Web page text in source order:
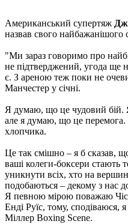
Американський супертяж
назвав свого найбажанішого
"Ми зараз говоримо про
не підтверджений, угода ще
є. З ареною теж поки не
Манчестер у січні.
Я думаю, що це чудовий бій.
але я думаю, що це
хлопчика.
Це так смішно – я б сказав,
ваші колеги-боксери
уникнути всіх, хто на
подобаються – декому з нас
Я певною мірою поважаю
Енді Руїс, тому, сподіваюся,
Міллер Boxing Scene.